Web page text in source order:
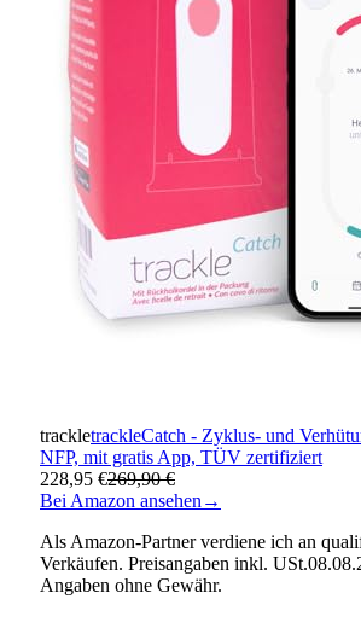
trackletrackleCatch - Zyklus- und
NFP, mit gratis App, TÜV zertifiziert
228,95 €269,90 €
Bei Amazon ansehen →
Als Amazon-Partner verdiene ich an
Verkäufen. Preisangaben inkl.
Angaben ohne Gewähr.